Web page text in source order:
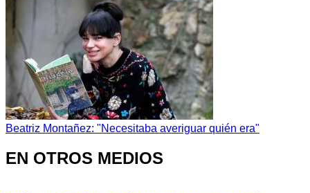
Beatriz Montañez: "Necesitaba averiguar quién era"
EN OTROS MEDIOS